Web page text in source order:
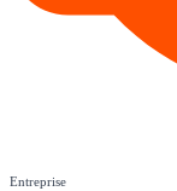
Entreprise